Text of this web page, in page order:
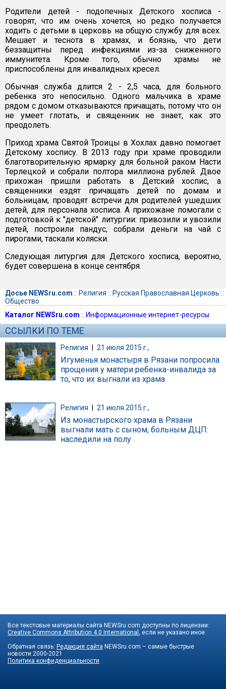
Родители детей - подопечных Детского хосписа -
говорят, что им очень хочется, но редко получается
ходить с детьми в церковь на общую службу для всех.
Мешает и теснота в храмах, и боязнь, что дети
беззащитны перед инфекциями из-за сниженного
иммунитета. Кроме того, обычно храмы не
приспособлены для инвалидных кресел.
Обычная служба длится 2 - 2,5 часа, для больного
ребенка это непосильно. Одного мальчика в храме
рядом с домом отказываются причащать, потому что он
не умеет глотать, и священник не знает, как это
преодолеть.
Приход храма Святой Троицы в Хохлах давно помогает
Детскому хоспису. В 2013 году при храме проводили
благотворительную ярмарку для больной раком Насти
Терлецкой и собрали полтора миллиона рублей. Двое
прихожан пришли работать в Детский хоспис, а
священники ездят причащать детей по домам и
больницам, проводят встречи для родителей ушедших
детей, для персонала хосписа. А прихожане помогали с
подготовкой к "детской" литургии: привозили и увозили
детей, построили пандус, собрали деньги на чай с
пирогами, таскали коляски.
Следующая литургия для Детского хосписа, вероятно,
будет совершена в конце сентября.
Досье NEWSru.com :: Религия :: Русская Православная Церковь ::
Общество
Каталог NEWSru.com :: Информационные интернет-ресурсы
ССЫЛКИ ПО ТЕМЕ
Религия | 21 июля 2015 г.,
Игуменья монастыря в Рязани попросила
прощения у матери ребенка-инвалида за
то, что их выгнали из храма
Религия 21 июля 2015 г.,
Из монастырского храма в Рязани
выгнали мать с сыном, больным ДЦП:
наследили на полу
Все текстовые материалы сайта NEWSru.com доступны по лицензии:
Creative Commons Attribution 4.0 International , если не указано иное.
Обратная связь: Редакция сайта NEWSru.com – самые быстрые
новости 2000-2021
Политика конфиденциальности